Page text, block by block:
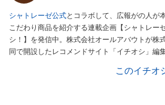
シャトレーゼ公式とコラボして、広報がの人が
こだわり商品を紹介する連載企画【シャトレー
シ！】を発信中。株式会社オールアバウトが株
同で開設したレコメンドサイト「イチオシ」編
このイチオ